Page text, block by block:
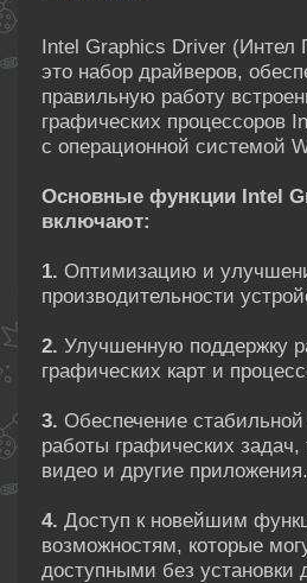
Intel Graphics Driver (Интел
это набор драйверов,
правильную работу
графических процессоров
с операционной системой
Основные функции Intel
включают:
1. Оптимизацию и
производительности
2. Улучшенную поддержку
графических карт и
3. Обеспечение
работы графических задач,
видео и другие приложения.
4. Доступ к новейшим
возможностям, которые
доступными без установки